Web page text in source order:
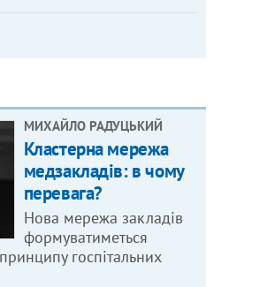
МИХАЙЛО РАДУЦЬКИЙ
Кластерна мережа
медзакладів: в чому
перевага?
Нова мережа закладів
формуватиметься
госпітальних